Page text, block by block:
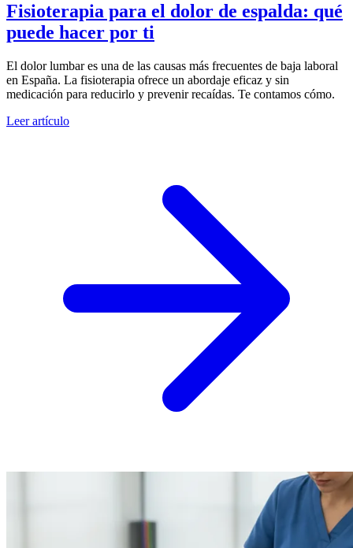
Fisioterapia para el dolor de espalda: qué
puede hacer por ti
El dolor lumbar es una de las causas más frecuentes de baja laboral
en España. La fisioterapia ofrece un abordaje eficaz y sin
medicación para reducirlo y prevenir recaídas. Te contamos cómo.
Leer artículo